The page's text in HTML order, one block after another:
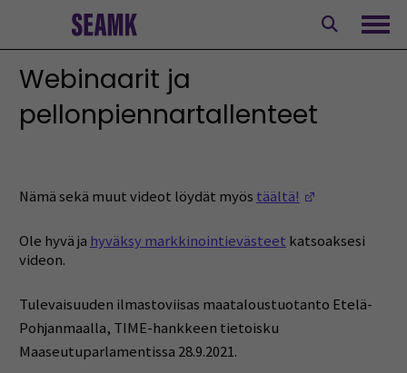
Webinaarit ja
pellonpiennartallenteet
Nämä sekä muut videot löydät myös täältä!
Ole hyvä ja hyväksy markkinointievästeet katsoaksesi
videon.
Tulevaisuuden ilmastoviisas maataloustuotanto Etelä-
Pohjanmaalla, TIME-hankkeen tietoisku
Maaseutuparlamentissa 28.9.2021.